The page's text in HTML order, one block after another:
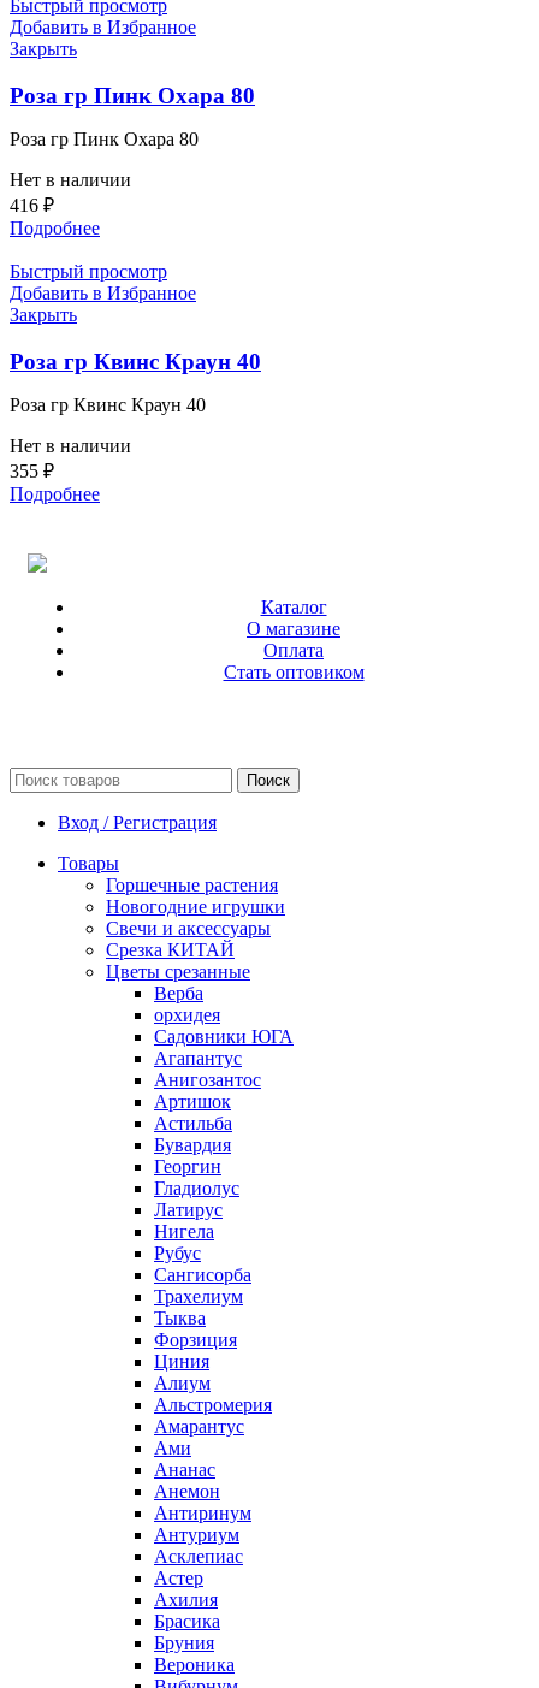
Быстрый просмотр
Добавить в Избранное
Закрыть
Роза гр Пинк Охара 80
Роза гр Пинк Охара 80
Нет в наличии
416 ₽
Подробнее
Быстрый просмотр
Добавить в Избранное
Закрыть
Роза гр Квинс Краун 40
Роза гр Квинс Краун 40
Нет в наличии
355 ₽
Подробнее
Каталог
О магазине
Оплата
Стать оптовиком
Поиск
Вход / Регистрация
Товары
Горшечные растения
Новогодние игрушки
Свечи и аксессуары
Срезка КИТАЙ
Цветы срезанные
Верба
орхидея
Садовники ЮГА
Агапантус
Анигозантос
Артишок
Астильба
Бувардия
Георгин
Гладиолус
Латирус
Нигела
Рубус
Сангисорба
Трахелиум
Тыква
Форзиция
Циния
Алиум
Альстромерия
Амарантус
Ами
Ананас
Анемон
Антиринум
Антуриум
Асклепиас
Астер
Ахилия
Брасика
Бруния
Вероника